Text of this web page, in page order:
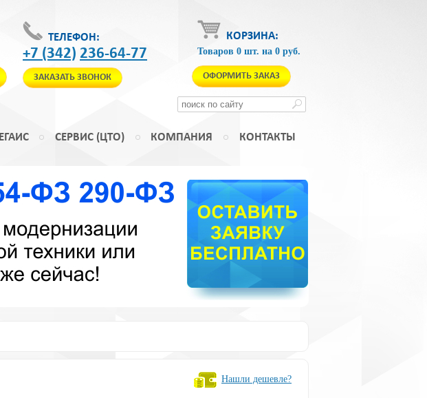
КОРЗИНА:
Товаров 0 шт. на 0 руб.
ОФОРМИТЬ ЗАКАЗ
ТЕЛЕФОН:
+7 (342) 236-64-77
ЗАКАЗАТЬ ЗВОНОК
ЕГАИС СЕРВИС (ЦТО) КОМПАНИЯ КОНТАКТЫ
Нашли дешевле?